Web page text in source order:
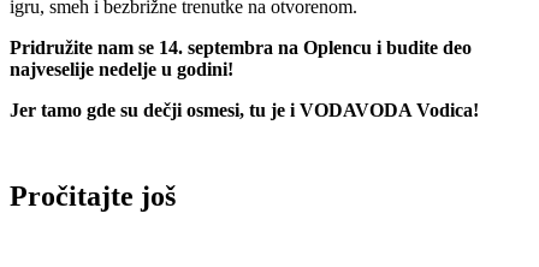
igru, smeh i bezbrižne trenutke na otvorenom.
Pridružite nam se 14. septembra na Oplencu i budite deo
najveselije nedelje u godini!
Jer tamo gde su dečji osmesi, tu je i VODAVODA Vodica!
Pročitajte još